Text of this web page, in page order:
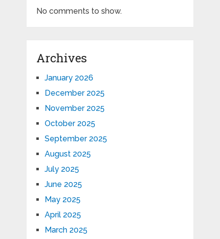
No comments to show.
Archives
January 2026
December 2025
November 2025
October 2025
September 2025
August 2025
July 2025
June 2025
May 2025
April 2025
March 2025